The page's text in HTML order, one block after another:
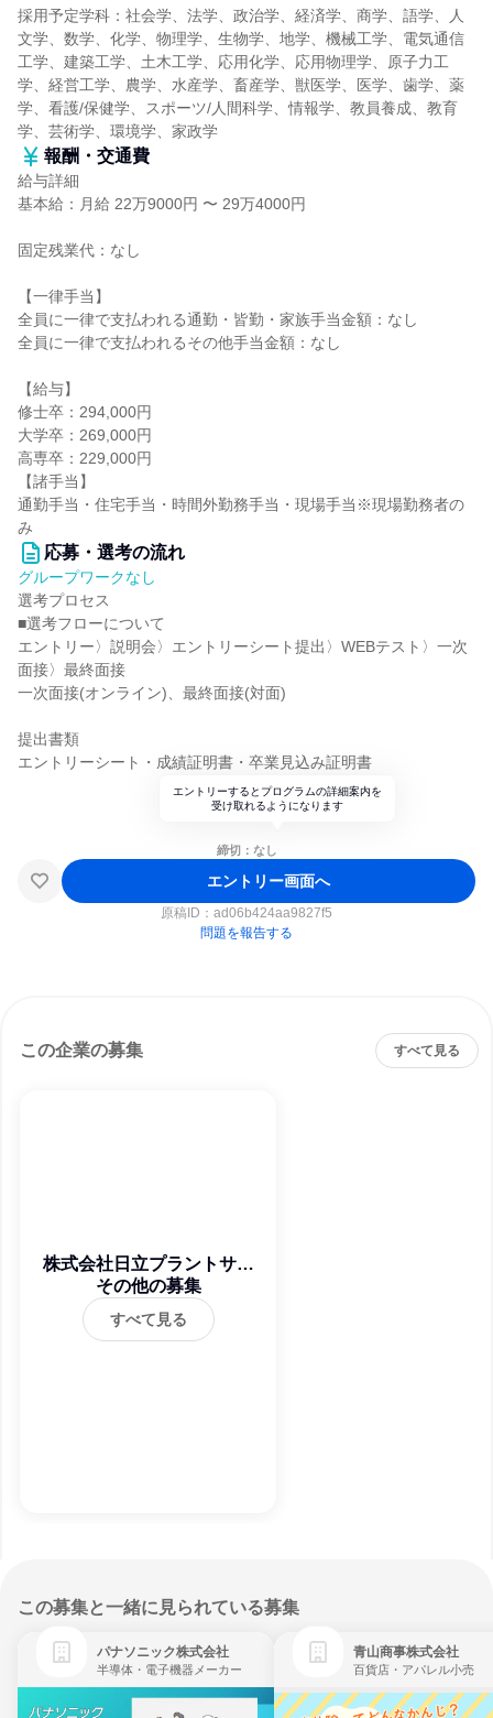
採用予定学科：社会学、法学、政治学、経済学、商学、語学、人
文学、数学、化学、物理学、生物学、地学、機械工学、電気通信
工学、建築工学、土木工学、応用化学、応用物理学、原子力工
学、経営工学、農学、水産学、畜産学、獣医学、医学、歯学、薬
学、看護/保健学、スポーツ/人間科学、情報学、教員養成、教育
学、芸術学、環境学、家政学
報酬・交通費
給与詳細
基本給：月給 22万9000円 〜 29万4000円
固定残業代：なし
【一律手当】
全員に一律で支払われる通勤・皆勤・家族手当金額：なし
全員に一律で支払われるその他手当金額：なし
【給与】
修士卒：294,000円
大学卒：269,000円
高専卒：229,000円
【諸手当】
通勤手当・住宅手当・時間外勤務手当・現場手当※現場勤務者の
み
応募・選考の流れ
グループワークなし
選考プロセス
■選考フローについて
エントリー〉説明会〉エントリーシート提出〉WEBテスト〉一次
面接〉最終面接
一次面接(オンライン)、最終面接(対面)
提出書類
エントリーシート・成績証明書・卒業見込み証明書
エントリーするとプログラムの詳細案内を
受け取れるようになります
締切：なし
エントリー画面へ
原稿ID： ad06b424aa9827f5
問題を報告する
この企業の募集 すべて見る
株式会社日立プラントサー
ビス
その他の募集
すべて見る
この募集と一緒に見られている募集
パナソニック株式会社
半導体・電子機器メーカー
青山商事株式会社
百貨店・アパレル小売